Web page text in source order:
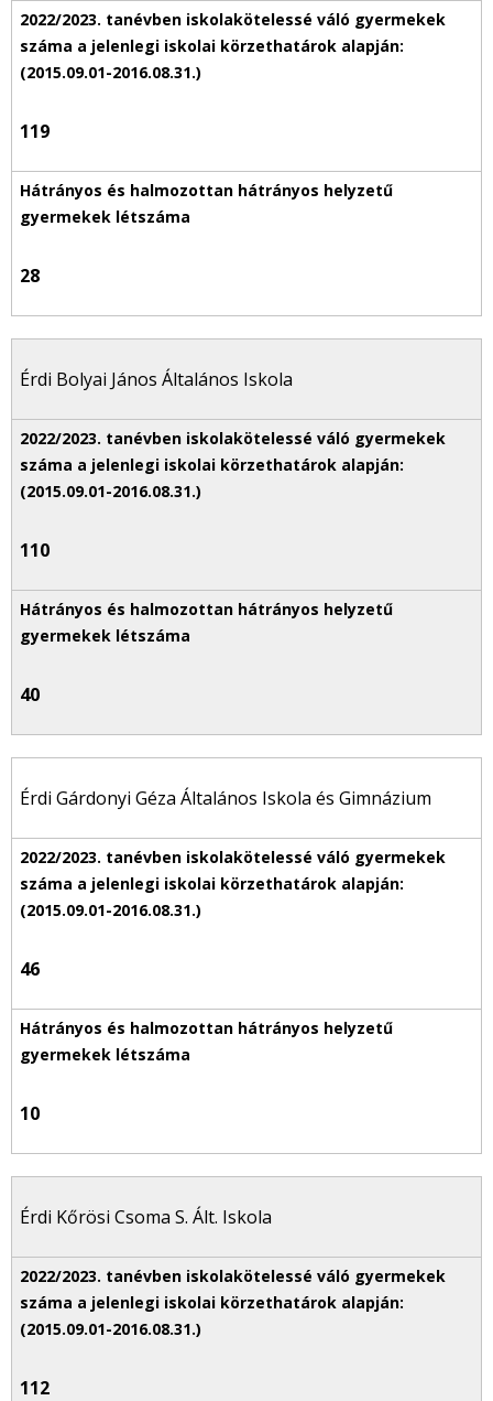
119
28
Érdi Bolyai János Általános Iskola
110
40
Érdi Gárdonyi Géza Általános Iskola és Gimnázium
46
10
Érdi Kőrösi Csoma S. Ált. Iskola
112